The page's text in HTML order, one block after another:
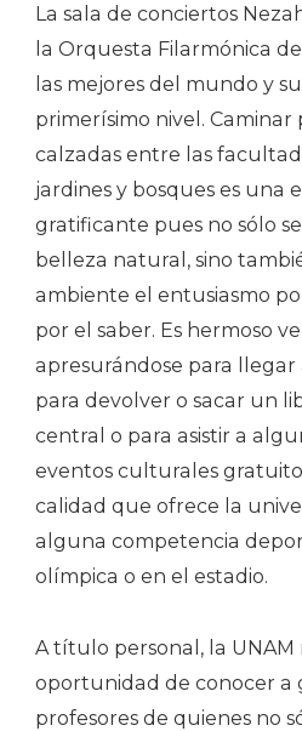
La sala de conciertos
la Orquesta Filarmónica
las mejores del mundo y
primerísimo nivel. Caminar
calzadas entre las
jardines y bosques es una
gratificante pues no sólo
belleza natural, sino
ambiente el entusiasmo
por el saber. Es hermoso
apresurándose para llegar
para devolver o sacar un
central o para asistir a
eventos culturales
calidad que ofrece la
alguna competencia
olímpica o en el estadio.
A título personal, la UNAM
oportunidad de conocer a
profesores de quienes no